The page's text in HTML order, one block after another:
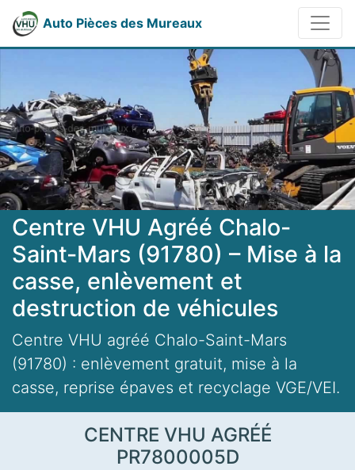
Auto Pièces des Mureaux
Centre VHU Agréé Chalo-
Saint-Mars (91780) – Mise à la
casse, enlèvement et
destruction de véhicules
Centre VHU agréé Chalo-Saint-Mars
(91780) : enlèvement gratuit, mise à la
casse, reprise épaves et recyclage VGE/VEI.
CENTRE VHU AGRÉÉ
PR7800005D